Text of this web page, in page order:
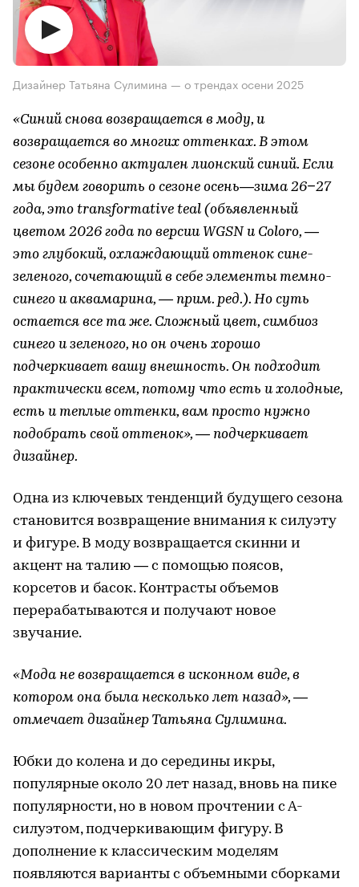
Дизайнер Татьяна Сулимина — о трендах осени 2025
«Синий снова возвращается в моду, и
возвращается во многих оттенках. В этом
сезоне особенно актуален лионский синий. Если
мы будем говорить о сезоне осень—зима 26−27
года, это transformative teal (объявленный
цветом 2026 года по версии WGSN и Coloro, —
это глубокий, охлаждающий оттенок сине-
зеленого, сочетающий в себе элементы темно-
синего и аквамарина, — прим. ред.). Но суть
остается все та же. Сложный цвет, симбиоз
синего и зеленого, но он очень хорошо
подчеркивает вашу внешность. Он подходит
практически всем, потому что есть и холодные,
есть и теплые оттенки, вам просто нужно
подобрать свой оттенок», — подчеркивает
дизайнер.
Одна из ключевых тенденций будущего сезона
становится возвращение внимания к силуэту
и фигуре. В моду возвращается скинни и
акцент на талию — с помощью поясов,
корсетов и басок. Контрасты объемов
перерабатываются и получают новое
звучание.
«Мода не возвращается в исконном виде, в
котором она была несколько лет назад», —
отмечает дизайнер Татьяна Сулимина.
Юбки до колена и до середины икры,
популярные около 20 лет назад, вновь на пике
популярности, но в новом прочтении с А-
силуэтом, подчеркивающим фигуру. В
дополнение к классическим моделям
появляются варианты с объемными сборками